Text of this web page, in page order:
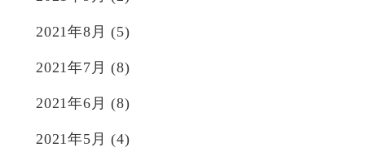
2021年8月 (5)
2021年7月 (8)
2021年6月 (8)
2021年5月 (4)